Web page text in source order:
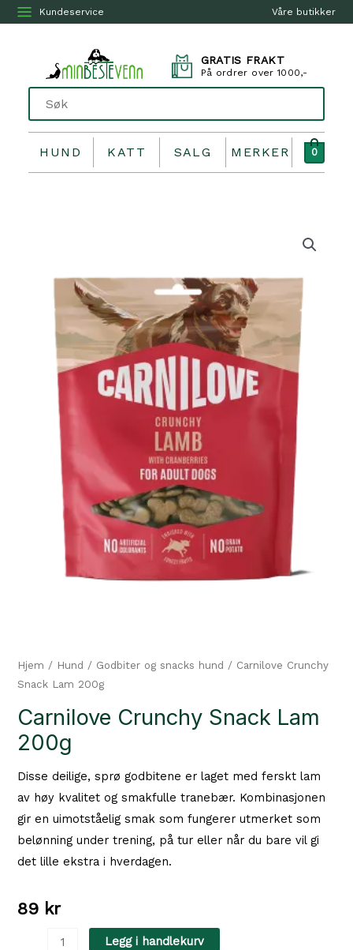
Våre butikker
Kundeservice
GRATIS FRAKT
På ordrer over 1000,-
HUND KATT SALG MERKER 0
Hjem / Hund / Godbiter og snacks hund / Carnilove Crunchy
Snack Lam 200g
Carnilove Crunchy Snack Lam
200g
Disse deilige, sprø godbitene er laget med ferskt lam
av høy kvalitet og smakfulle tranebær. Kombinasjonen
gir en uimotståelig smak som fungerer utmerket som
belønning under trening, på tur eller når du bare vil gi
det lille ekstra i hverdagen.
89 kr
Carnilove
Legg i handlekurv